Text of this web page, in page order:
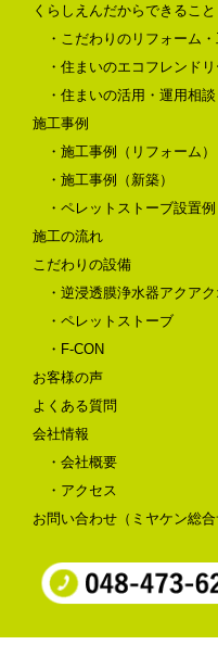
くらしえんだからできること
・こだわりのリフォーム
・住まいのエコフレンド
・住まいの活用・運用相談
施工事例
・施工事例（リフォーム）
・施工事例（新築）
・ペレットストーブ設置例
施工の流れ
こだわりの設備
・逆浸透膜浄水器アクア
・ペレットストーブ
・F-CON
お客様の声
よくある質問
会社情報
・会社概要
・アクセス
お問い合わせ（ミヤケン総合